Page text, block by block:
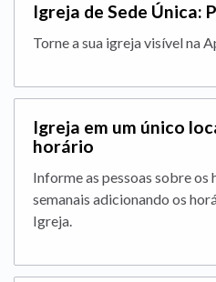
Igreja de Sede Única:
Torne a sua igreja visível na
Igreja em um único
horário
Informe as pessoas sobre os
semanais adicionando os
Igreja.